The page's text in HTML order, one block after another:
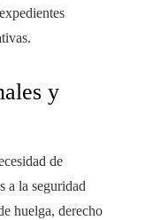
y
de
a la seguridad
huelga, derecho